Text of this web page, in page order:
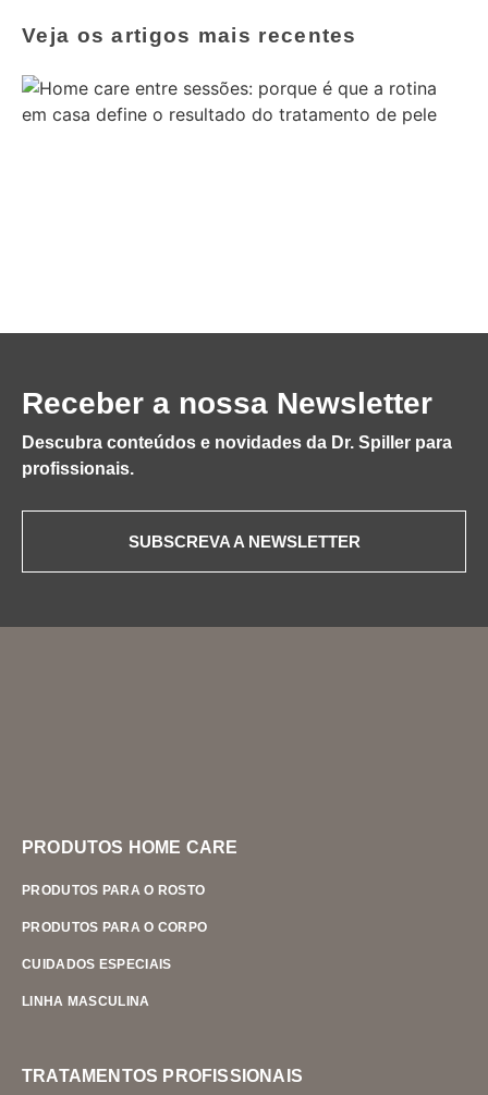
Veja os artigos mais recentes
Receber a nossa Newsletter
Descubra conteúdos e novidades da Dr. Spiller para
profissionais.
SUBSCREVA A NEWSLETTER
PRODUTOS HOME CARE
PRODUTOS PARA O ROSTO
PRODUTOS PARA O CORPO
CUIDADOS ESPECIAIS
LINHA MASCULINA
TRATAMENTOS PROFISSIONAIS